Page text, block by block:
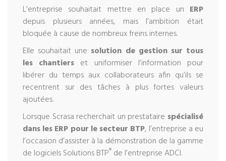
L’entreprise souhaitait mettre en place un ERP
depuis plusieurs années, mais l’ambition était
bloquée à cause de nombreux freins internes.
Elle souhaitait une solution de gestion sur tous
les chantiers et uniformiser l’information pour
libérer du temps aux collaborateurs afin qu’ils se
recentrent sur des tâches à plus fortes valeurs
ajoutées.
Lorsque Scrasa recherchait un prestataire spécialisé
dans les ERP pour le secteur BTP, l’entreprise a eu
l’occasion d’assister à la démonstration de la gamme
de logiciels Solutions BTP® de l’entreprise ADCI.